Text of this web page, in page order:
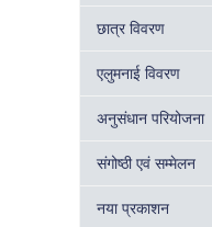
छात्र विवरण
एलुमनाई विवरण
अनुसंधान परियोजना
संगोष्ठी एवं सम्मेलन
नया प्रकाशन